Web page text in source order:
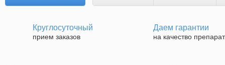
Круглосуточный
прием заказов
Даем гарантии
на качество